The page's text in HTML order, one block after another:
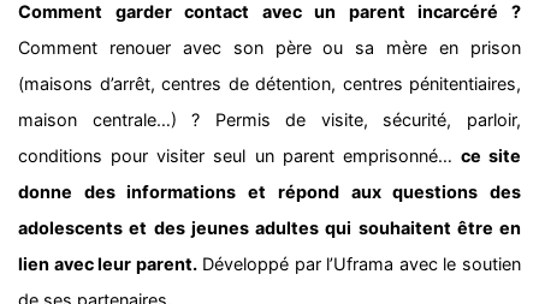
Comment garder contact avec un parent incarcéré ?
Comment renouer avec son père ou sa mère en prison
(maisons d’arrêt, centres de détention, centres pénitentiaires,
maison centrale…) ? Permis de visite, sécurité, parloir,
conditions pour visiter seul un parent emprisonné… ce site
donne des informations et répond aux questions des
adolescents et des jeunes adultes qui souhaitent être en
lien avec leur parent.Développé par l’Uframa avec le soutien